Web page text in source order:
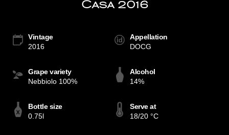
Casa 2016
Vintage
2016
Appellation
DOCG
Grape variety
Nebbiolo 100%
Alcohol
14%
Bottle size
0.75l
Serve at
18/20 °C